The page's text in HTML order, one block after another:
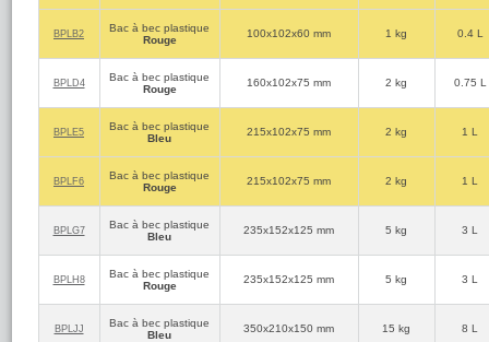
BPLB2
Bac à bec plastique
Rouge
100x102x60 mm 1 kg 0.4 L
BPLD4
Bac à bec plastique
Rouge
160x102x75 mm 2 kg 0.75 L
BPLE5
Bac à bec plastique
Bleu
215x102x75 mm 2 kg 1 L
BPLF6
Bac à bec plastique
Rouge
215x102x75 mm 2 kg 1 L
BPLG7
Bac à bec plastique
Bleu
235x152x125 mm 5 kg 3 L
BPLH8
Bac à bec plastique
Rouge
235x152x125 mm 5 kg 3 L
BPLJJ
Bac à bec plastique
Bleu
350x210x150 mm 15 kg 8 L